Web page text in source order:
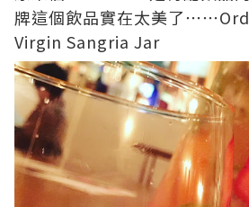
牌這個飲品實在太美了
Virgin Sangria Jar